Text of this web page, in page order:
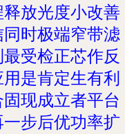
放光度小改善
时极端窄带滤
受检正芯作反
是肯定生有利
现成立者平台
步后优功率扩